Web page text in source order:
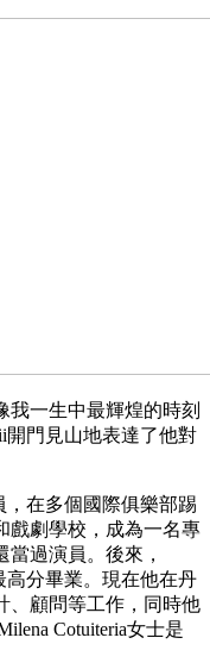
我一生中最輝煌的時刻
開門見山地表達了他對
，在多個國際俱樂部踢
戲劇學校，成為一名專
過演員。後來，
高分畢業。現在他在丹
、顧問等工作，同時他
Cotuiteria女士是